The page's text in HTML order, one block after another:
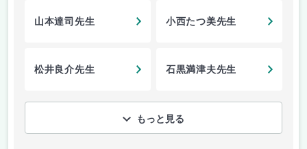
山本達司先生 小西たつ美先生
松井良介先生 石黒満津夫先生
もっと見る